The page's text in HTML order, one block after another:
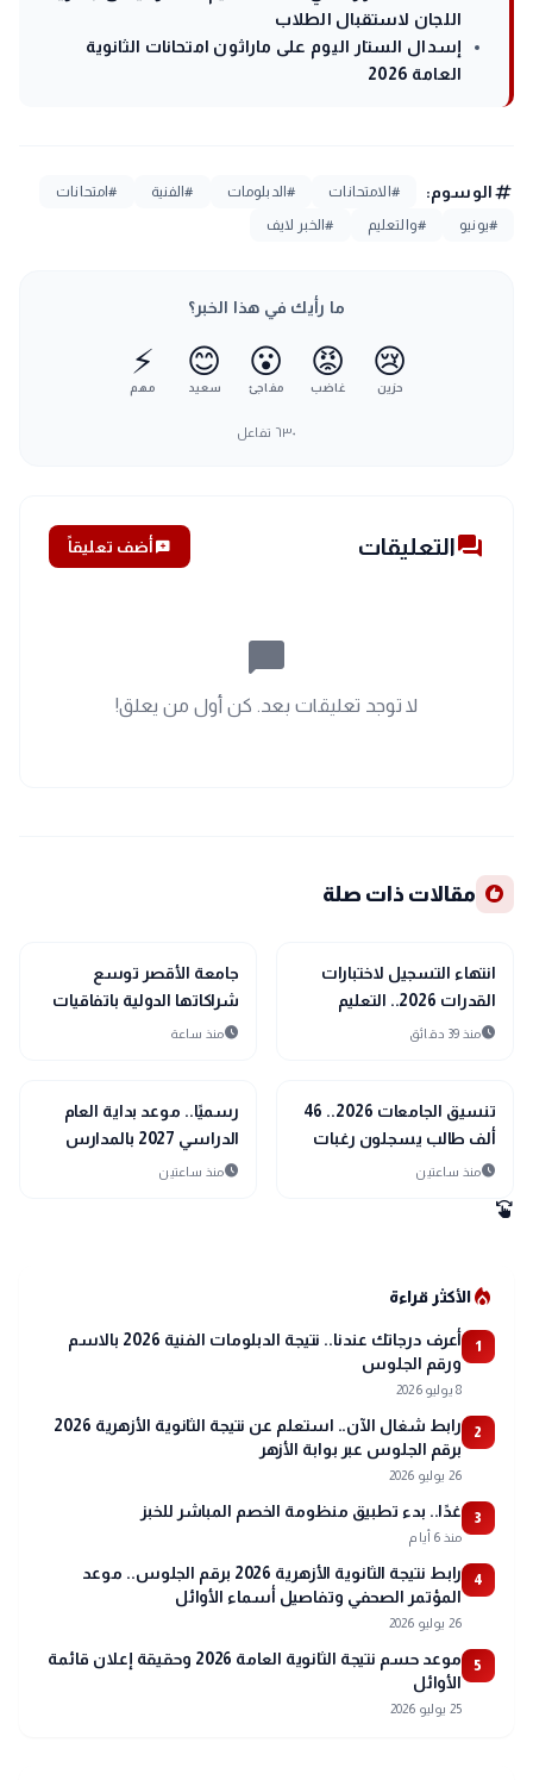
اللجان لاستقبال الطلاب
إسدال الستار اليوم على ماراثون امتحانات الثانوية
العامة 2026
tagالوسوم: #الامتحانات #الدبلومات #الفنية
#امتحانات
#يونيو
#والتعليم #الخبر لايف
ما رأيك في هذا الخبر؟
😢
حزين
😡
غاضب
😮
مفاجئ
😊
سعيد
⚡
مهم
٦٣٠ تفاعل
forumالتعليقات add_commentأضف تعليقاً
chat_bubble_outline
لا توجد تعليقات بعد. كن أول من يعلق!
recommend مقالات ذات صلة
school
مدارس وجامعات
انتهاء التسجيل لاختبارات
القدرات 2026.. التعليم
العالي تغلق باب التقديم
scheduleمنذ 39 دقائق
school
مدارس وجامعات
جامعة الأقصر توسع
شراكاتها الدولية باتفاقيات
أكاديمية مع نيجيريا وتركيا
scheduleمنذ ساعة
school
مدارس وجامعات
تنسيق الجامعات 2026.. 46
ألف طالب يسجلون رغبات
المرحلة الأولى حتى الآن
scheduleمنذ ساعتين
school
مدارس وجامعات
رسميًا.. موعد بداية العام
الدراسي 2027 بالمدارس
والجامعات والخريطة الزمنية
scheduleمنذ ساعتين
swipe
local_fire_departmentالأكثر قراءة
1
أعرف درجاتك عندنا.. نتيجة الدبلومات الفنية 2026 بالاسم
ورقم الجلوس
8 يوليو 2026
2
رابط شغال الآن.. استعلم عن نتيجة الثانوية الأزهرية 2026
برقم الجلوس عبر بوابة الأزهر
26 يوليو 2026
3 غدًا.. بدء تطبيق منظومة الخصم المباشر للخبز
منذ 6 أيام
4
رابط نتيجة الثانوية الأزهرية 2026 برقم الجلوس.. موعد
المؤتمر الصحفي وتفاصيل أسماء الأوائل
26 يوليو 2026
5
موعد حسم نتيجة الثانوية العامة 2026 وحقيقة إعلان قائمة
الأوائل
25 يوليو 2026